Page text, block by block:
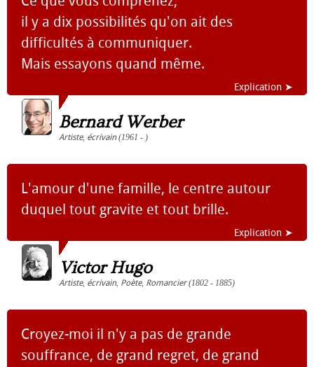
il y a dix possibilités qu'on ait des
difficultés à communiquer.
Mais essayons quand même.
Explication ➤
Bernard Werber
Artiste, écrivain(1961 - )
L'amour d'une famille, le centre autour
duquel tout gravite et tout brille.
Explication ➤
Victor Hugo
Artiste, écrivain, Poète, Romancier(1802 - 1885)
Croyez-moi il n'y a pas de grande
souffrance, de grand regret, de grand